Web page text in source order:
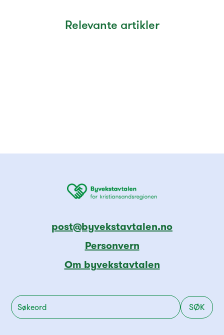
Relevante artikler
post@byvekstavtalen.no
Personvern
Om byvekstavtalen